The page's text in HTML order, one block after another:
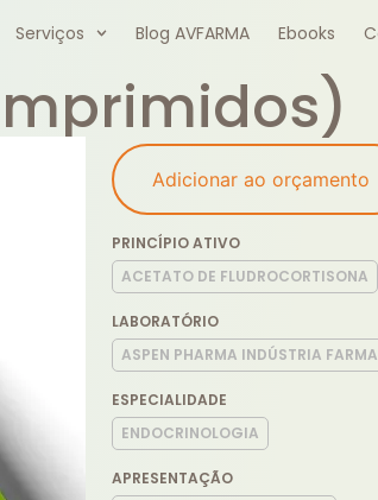
Serviços Blog AVFARMA Ebooks
Adicionar ao orçamento
PRINCÍPIO ATIVO
ACETATO DE FLUDROCORTISONA
LABORATÓRIO
ASPEN PHARMA INDÚSTRIA
ESPECIALIDADE
ENDOCRINOLOGIA
APRESENTAÇÃO